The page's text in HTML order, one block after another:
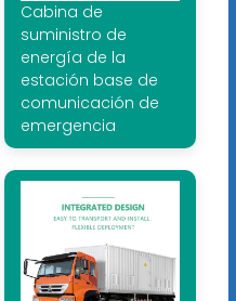
Cabina de
suministro de
energía de la
estación base de
comunicación de
emergencia